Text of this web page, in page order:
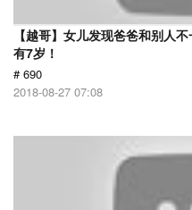
【越哥】女儿发现爸爸和别人
有7岁！
# 690
2018-08-27 07:08